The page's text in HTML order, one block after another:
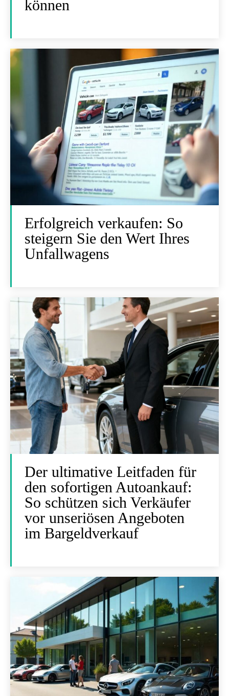
können
Erfolgreich verkaufen: So
steigern Sie den Wert Ihres
Unfallwagens
Der ultimative Leitfaden für
den sofortigen Autoankauf:
So schützen sich Verkäufer
vor unseriösen Angeboten
im Bargeldverkauf